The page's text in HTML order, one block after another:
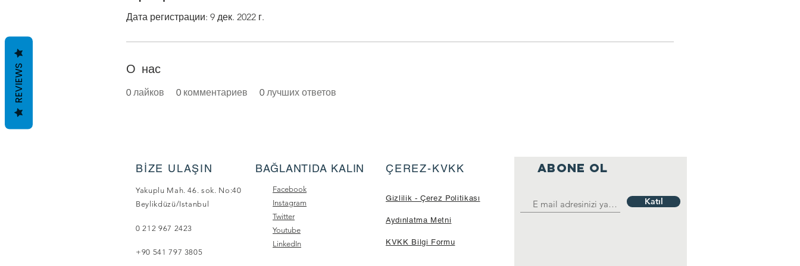
Дата регистрации: 9 дек. 2022 г.
О нас
0 лайков 0 комментариев 0 лучших ответов
BİZE ULAŞIN
Yakuplu Mah. 46. sok. No:40
Beylikdüzü/Istanbul
0 212 967 2423
+90 541 797 3805
BAĞLANTIDA KALIN
Facebook
Instagram
Twitter
Youtube
LinkedIn
ABONE OL
Katıl
ÇEREZ-KVKK
Gizlilik - Çerez Politikası
Aydınlatma Metni
KVKK Bilgi Formu
REVIEWS